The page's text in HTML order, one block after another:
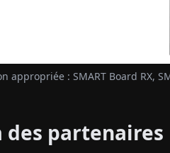
: SMART Board RX,
partenaires